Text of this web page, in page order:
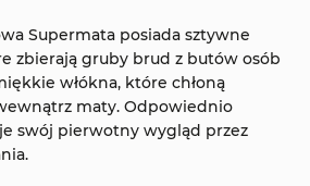
Supermata posiada sztywne
zbierają gruby brud z butów osób
włókna, które chłoną
maty. Odpowiednio
swój pierwotny wygląd przez